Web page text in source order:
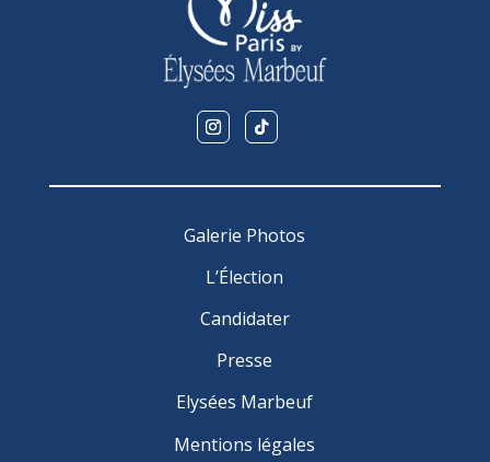
Galerie Photos
L’Élection
Candidater
Presse
Elysées Marbeuf
Mentions légales